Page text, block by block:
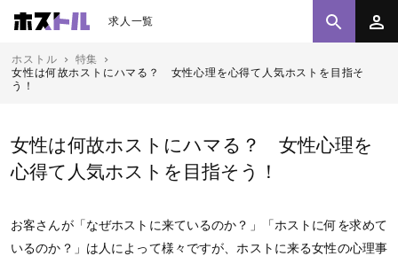
求人一覧
ホストル
特集
女性は何故ホストにハマる？ 女性心理を心得て人気ホストを目指そ
う！
女性は何故ホストにハマる？ 女性心理を
心得て人気ホストを目指そう！
お客さんが「なぜホストに来ているのか？」「ホストに何を求めて
いるのか？」は人によって様々ですが、ホストに来る女性の心理事